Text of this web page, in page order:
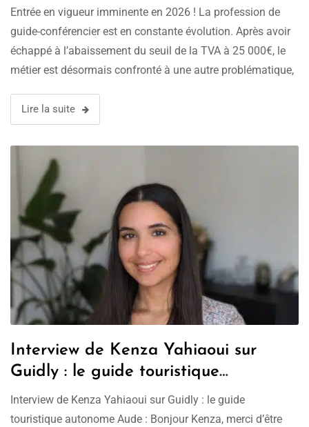
Entrée en vigueur imminente en 2026 ! La profession de
guide-conférencier est en constante évolution. Après avoir
échappé à l’abaissement du seuil de la TVA à 25 000€, le
métier est désormais confronté à une autre problématique,
septembre 2026, …
Lire la suite
Interview de Kenza Yahiaoui sur
Guidly : le guide touristique
autonome
Interview de Kenza Yahiaoui sur Guidly : le guide
touristique autonome Aude : Bonjour Kenza, merci d’être